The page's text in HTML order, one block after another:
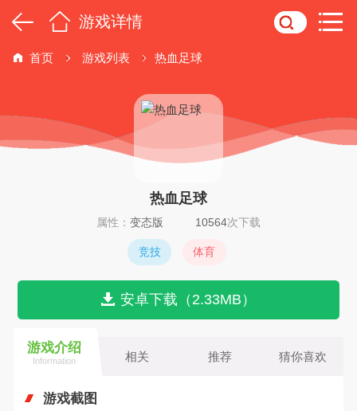
游戏详情
首页 游戏列表 热血足球
热血足球
属性： 变态版 10564次下载
竞技 体育
安卓下载（2.33MB）
游戏介绍
Information 相关 推荐 猜你喜欢
游戏截图